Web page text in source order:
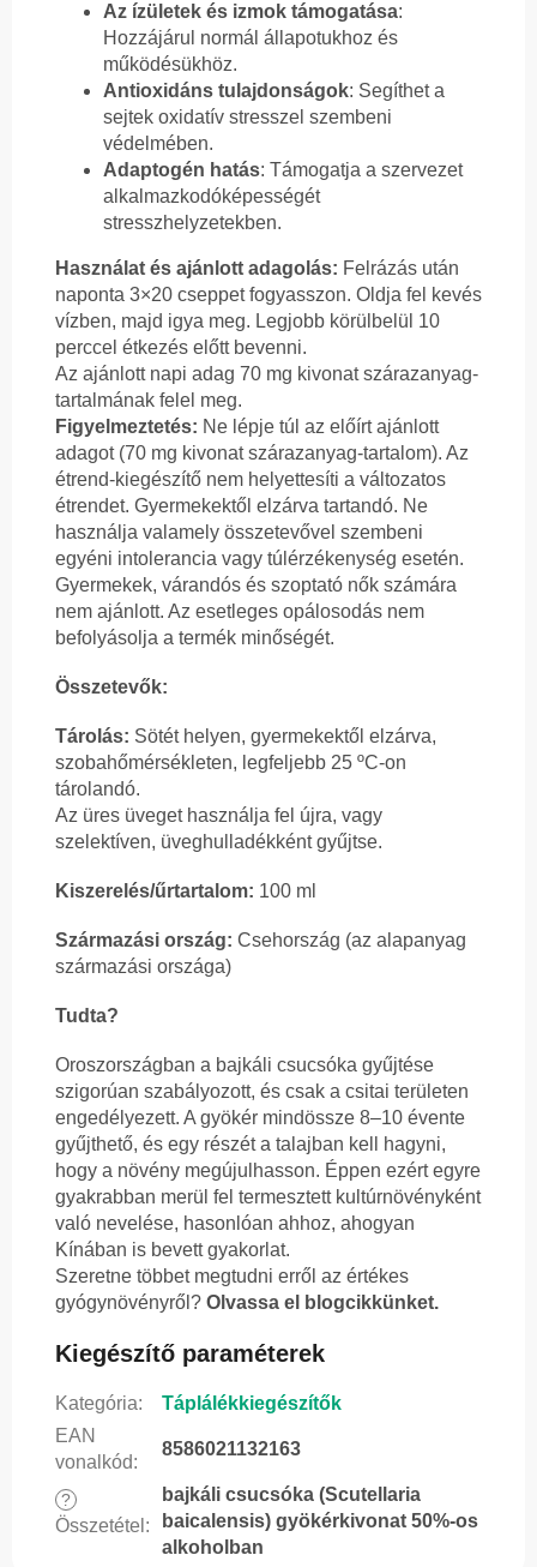
Az ízületek és izmok támogatása:
Hozzájárul normál állapotukhoz és
működésükhöz.
Antioxidáns tulajdonságok: Segíthet a
sejtek oxidatív stresszel szembeni
védelmében.
Adaptogén hatás: Támogatja a szervezet
alkalmazkodóképességét
stresszhelyzetekben.
Használat és ajánlott adagolás: Felrázás után
naponta 3×20 cseppet fogyasszon. Oldja fel kevés
vízben, majd igya meg. Legjobb körülbelül 10
perccel étkezés előtt bevenni.
Az ajánlott napi adag 70 mg kivonat szárazanyag-
tartalmának felel meg.
Figyelmeztetés: Ne lépje túl az előírt ajánlott
adagot (70 mg kivonat szárazanyag-tartalom). Az
étrend-kiegészítő nem helyettesíti a változatos
étrendet. Gyermekektől elzárva tartandó. Ne
használja valamely összetevővel szembeni
egyéni intolerancia vagy túlérzékenység esetén.
Gyermekek, várandós és szoptató nők számára
nem ajánlott. Az esetleges opálosodás nem
befolyásolja a termék minőségét.
Összetevők:
Tárolás: Sötét helyen, gyermekektől elzárva,
szobahőmérsékleten, legfeljebb 25 ºC-on
tárolandó.
Az üres üveget használja fel újra, vagy
szelektíven, üveghulladékként gyűjtse.
Kiszerelés/űrtartalom: 100 ml
Származási ország: Csehország (az alapanyag
származási országa)
Tudta?
Oroszországban a bajkáli csucsóka gyűjtése
szigorúan szabályozott, és csak a csitai területen
engedélyezett. A gyökér mindössze 8–10 évente
gyűjthető, és egy részét a talajban kell hagyni,
hogy a növény megújulhasson. Éppen ezért egyre
gyakrabban merül fel termesztett kultúrnövényként
való nevelése, hasonlóan ahhoz, ahogyan
Kínában is bevett gyakorlat.
Szeretne többet megtudni erről az értékes
gyógynövényről? Olvassa el blogcikkünket.
Kiegészítő paraméterek
Kategória:
Táplálékkiegészítők
EAN
vonalkód:
8586021132163
?
Összetétel :
bajkáli csucsóka (Scutellaria
baicalensis) gyökérkivonat 50%-os
alkoholban